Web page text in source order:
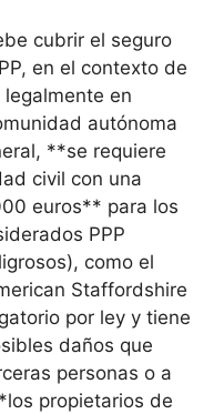
cubrir el seguro
en el contexto de
en
autónoma
**se requiere
civil con una
euros** para los
PPP
como el
Staffordshire
por ley y tiene
daños que
personas o a
propietarios de